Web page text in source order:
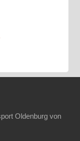
Oldenburg von